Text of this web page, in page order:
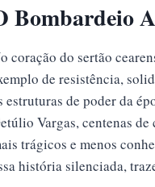
Bombardeio
coração do sertão
de resistência,
estruturas de poder da
Vargas, centenas
trágicos e menos
história silenciada,